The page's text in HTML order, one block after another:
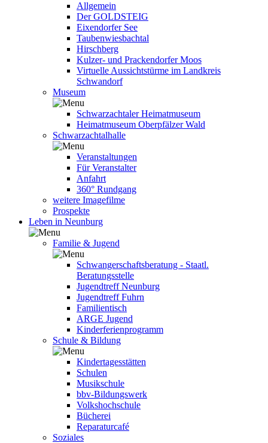
Allgemein
Der GOLDSTEIG
Eixendorfer See
Taubenwiesbachtal
Hirschberg
Kulzer- und Prackendorfer Moos
Virtuelle Aussichtstürme im Landkreis
Schwandorf
Museum
Schwarzachtaler Heimatmuseum
Heimatmuseum Oberpfälzer Wald
Schwarzachtalhalle
Veranstaltungen
Für Veranstalter
Anfahrt
360° Rundgang
weitere Imagefilme
Prospekte
Leben in Neunburg
Familie & Jugend
Schwangerschaftsberatung - Staatl.
Beratungsstelle
Jugendtreff Neunburg
Jugendtreff Fuhrn
Familientisch
ARGE Jugend
Kinderferienprogramm
Schule & Bildung
Kindertagesstätten
Schulen
Musikschule
bbv-Bildungswerk
Volkshochschule
Bücherei
Reparaturcafé
Soziales